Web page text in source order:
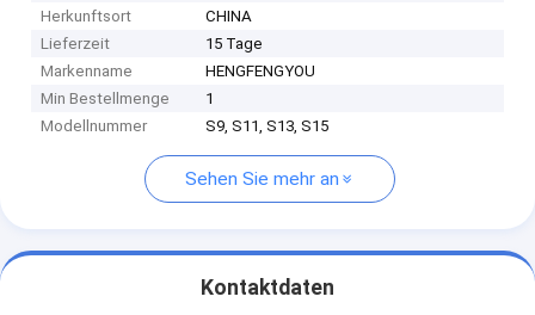
Herkunftsort
CHINA
Lieferzeit
15 Tage
Markenname
HENGFENGYOU
Min Bestellmenge
1
Modellnummer
S9, S11, S13, S15
Sehen Sie mehr an
Kontaktdaten